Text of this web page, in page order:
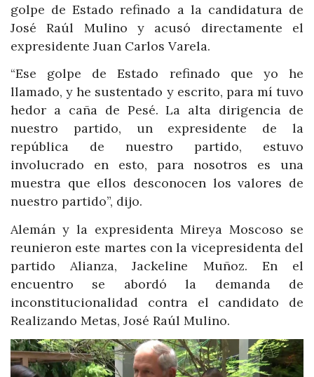
golpe de Estado refinado a la candidatura de
José Raúl Mulino y acusó directamente el
expresidente Juan Carlos Varela.
“Ese golpe de Estado refinado que yo he
llamado, y he sustentado y escrito, para mí tuvo
hedor a caña de Pesé. La alta dirigencia de
nuestro partido, un expresidente de la
república de nuestro partido, estuvo
involucrado en esto, para nosotros es una
muestra que ellos desconocen los valores de
nuestro partido”, dijo.
Alemán y la expresidenta Mireya Moscoso se
reunieron este martes con la vicepresidenta del
partido Alianza, Jackeline Muñoz. En el
encuentro se abordó la demanda de
inconstitucionalidad contra el candidato de
Realizando Metas, José Raúl Mulino.